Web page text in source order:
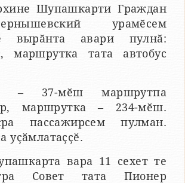
Шупашкарти Граждан
урамӗсем
вырӑнта авари пулнӑ:
маршрутка тата автобус
– 37-мӗш маршрутпа
маршрутка – 234-мӗш.
пассажирсем пулман.
уҫӑмлатаҫҫӗ.
вара 11 сехет те
Совет тата Пионер